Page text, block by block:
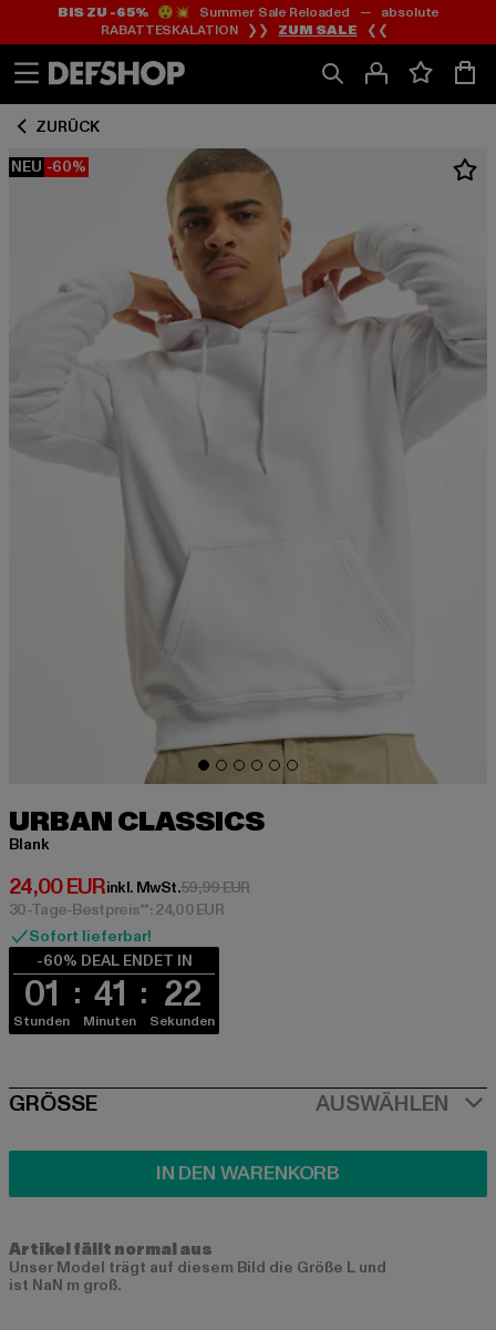
Zum
Inhalt
springen
Zum
Fußzeile
springen
BIS ZU -65%😲💥 Summer Sale Reloaded — absolute
RABATTESKALATION ❯❯ ZUM SALE ❮❮
ZURÜCK
NEU -60%
URBAN CLASSICS
Blank
24,00 EUR
Derzeitiger Preis: 24,00 EUR
inkl. MwSt.59,99 EURAktionspreis: 59,99 EUR
30-Tage-Bestpreis**: 24,00 EUR
Sofort lieferbar!
-60% DEAL ENDET IN
01
Stunden
41
Minuten
22
Sekunden
SIZE
GRÖSSE AUSWÄHLEN
IN DEN WARENKORB
Artikel fällt normal aus
Unser Model trägt auf diesem Bild die Größe L und
ist NaN m groß.